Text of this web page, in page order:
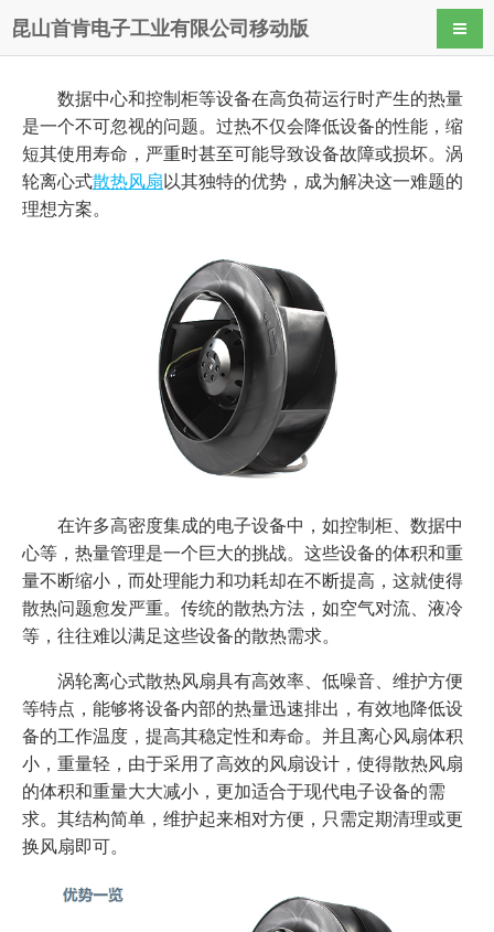
昆山首肯电子工业有限公司移动版 导航
数据中心和控制柜等设备在高负荷运行时产生的热量
是一个不可忽视的问题。过热不仅会降低设备的性能，缩
短其使用寿命，严重时甚至可能导致设备故障或损坏。涡
轮离心式散热风扇以其独特的优势，成为解决这一难题的
理想方案。
在许多高密度集成的电子设备中，如控制柜、数据中
心等，热量管理是一个巨大的挑战。这些设备的体积和重
量不断缩小，而处理能力和功耗却在不断提高，这就使得
散热问题愈发严重。传统的散热方法，如空气对流、液冷
等，往往难以满足这些设备的散热需求。
涡轮离心式散热风扇具有高效率、低噪音、维护方便
等特点，能够将设备内部的热量迅速排出，有效地降低设
备的工作温度，提高其稳定性和寿命。并且离心风扇体积
小，重量轻，由于采用了高效的风扇设计，使得散热风扇
的体积和重量大大减小，更加适合于现代电子设备的需
求。其结构简单，维护起来相对方便，只需定期清理或更
换风扇即可。